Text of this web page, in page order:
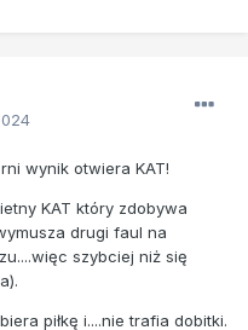
wynik otwiera KAT!
KAT który zdobywa
drugi faul na
szybciej niż się
piłkę i....nie trafia dobitki.